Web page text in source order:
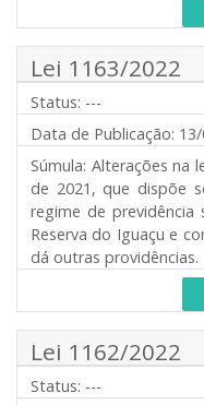
Lei 1163/2022
Status: ---
Data de Publicação:
Súmula: Alterações na
de 2021, que dispõe
regime de
Reserva do Iguaçu e
dá outras providências.
Lei 1162/2022
Status: ---